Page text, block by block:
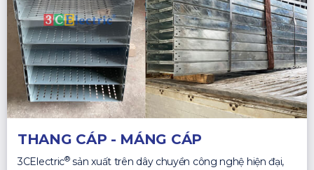
THANG CÁP - MÁNG CÁP
3CElectric®sản xuất trên dây chuyền công nghệ hiện đại,